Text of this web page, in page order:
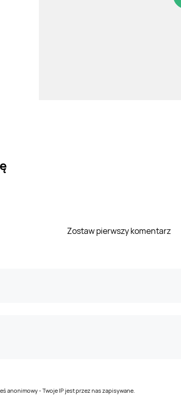
Zostaw pierwszy komentarz
anonimowy - Twoje IP jest przez nas zapisywane.